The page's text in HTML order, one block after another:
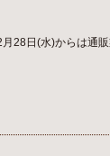
28日(水)からは通